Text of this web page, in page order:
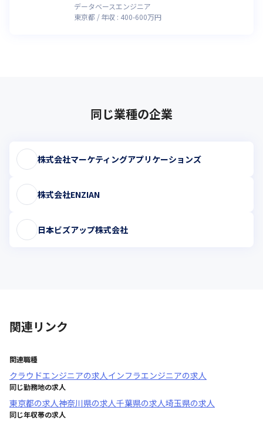
データベースエンジニア
東京都
年収 : 400-600万円
同じ業種の企業
株式会社マーケティングアプリケーションズ
株式会社ENZIAN
日本ビズアップ株式会社
関連リンク
関連職種
クラウドエンジニアの求人インフラエンジニアの求人
同じ勤務地の求人
東京都の求人神奈川県の求人千葉県の求人埼玉県の求人
同じ年収帯の求人